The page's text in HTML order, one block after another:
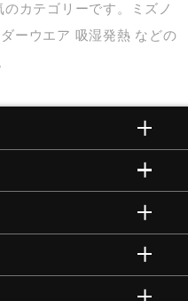
のカテゴリーです。ミズノ
ーウエア 吸湿発熱 などの